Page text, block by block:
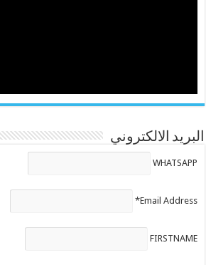
البريد الالكتروني
WHATSAPP
Email Address*
FIRSTNAME